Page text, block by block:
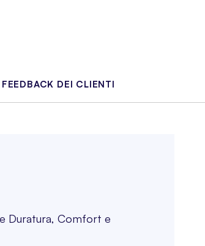
FEEDBACK DEI CLIENTI
Duratura, Comfort e